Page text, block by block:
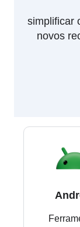
simplificar
novos